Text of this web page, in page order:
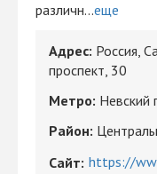
различн...еще
Адрес: Россия,
проспект, 30
Метро: Невский
Район:
Сайт: https://